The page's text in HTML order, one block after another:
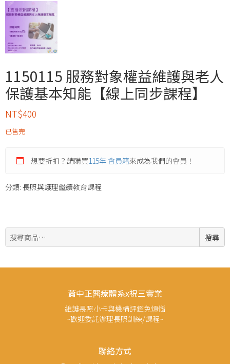
1150115 服務對象權益維護與老人
保護基本知能【線上同步課程】
NT$400
已售完
想要折扣？請購買115年 會員籍來成為我們的會員！
分類: 長照與護理繼續教育課程
搜
尋:
搜尋
蕭中正醫療體系x祝三實業
維護長照小卡與機構評鑑免煩惱
~歡迎委託辦理長照訓練/課程~
聯絡方式